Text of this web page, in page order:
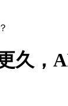
久，